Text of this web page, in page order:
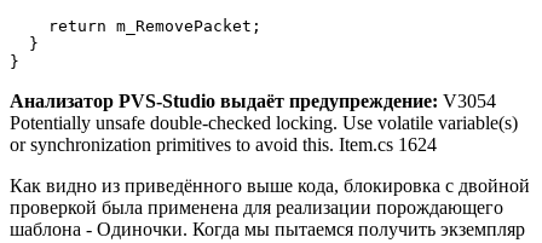
    return m_RemovePacket;
  }
}
Анализатор PVS-Studio выдаёт предупреждение: V3054
Potentially unsafe double-checked locking. Use volatile variable(s)
or synchronization primitives to avoid this. Item.cs 1624
Как видно из приведённого выше кода, блокировка с двойной
проверкой была применена для реализации порождающего
шаблона - Одиночки. Когда мы пытаемся получить экземпляр